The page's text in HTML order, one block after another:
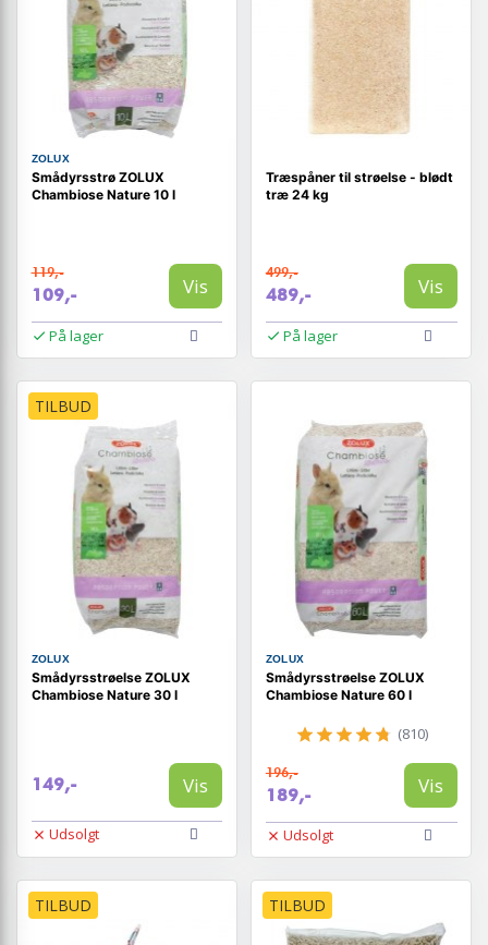
ZOLUX
Smådyrsstrø ZOLUX
Chambiose Nature 10 l
119,-
109,- Vis
På lager
Træspåner til strøelse - blødt
træ 24 kg
499,-
489,- Vis
På lager
TILBUD
ZOLUX
Smådyrsstrøelse ZOLUX
Chambiose Nature 30 l
149,- Vis
Udsolgt
ZOLUX
Smådyrsstrøelse ZOLUX
Chambiose Nature 60 l
(810)
196,-
189,- Vis
Udsolgt
TILBUD TILBUD